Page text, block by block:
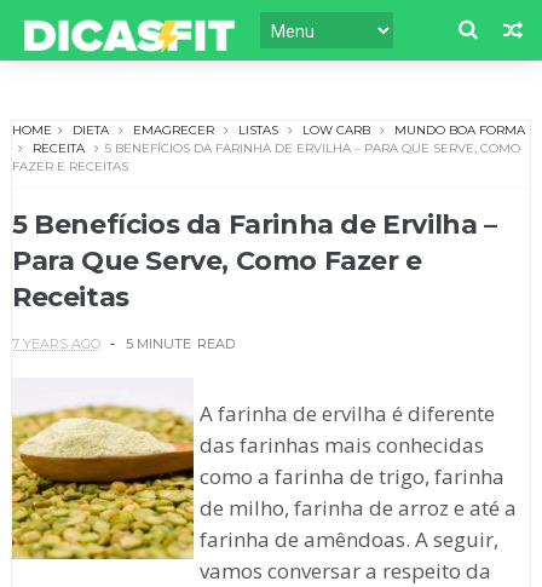
HOME DIETA EMAGRECER LISTAS LOW CARB
MUNDO BOA FORMA
RECEITA
5 BENEFÍCIOS DA FARINHA DE ERVILHA – PARA QUE SERVE, COMO
FAZER E RECEITAS
5 Benefícios da Farinha de Ervilha –
Para Que Serve, Como Fazer e
Receitas
7 YEARS AGO 5 MINUTE READ
A farinha de ervilha é diferente
das farinhas mais conhecidas
como a farinha de trigo, farinha
de milho, farinha de arroz e até a
farinha de amêndoas. A seguir,
vamos conversar a respeito da